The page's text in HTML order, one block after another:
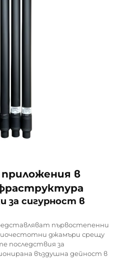
в
за сигурност в
първостепенни
джамъри срещу
последствия за
въздушна дейност в